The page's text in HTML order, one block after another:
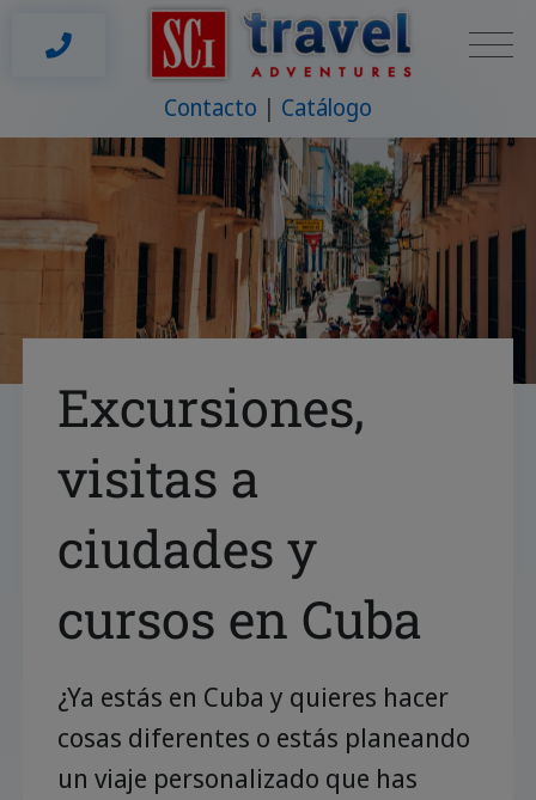
Contacto Catálogo
Excursiones,
visitas a
ciudades y
cursos en Cuba
¿Ya estás en Cuba y quieres hacer
cosas diferentes o estás planeando
un viaje personalizado que has